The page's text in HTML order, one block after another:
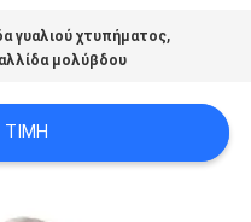
γυαλιού χτυπήματος,
μολύβδου
ΤΙΜΉ